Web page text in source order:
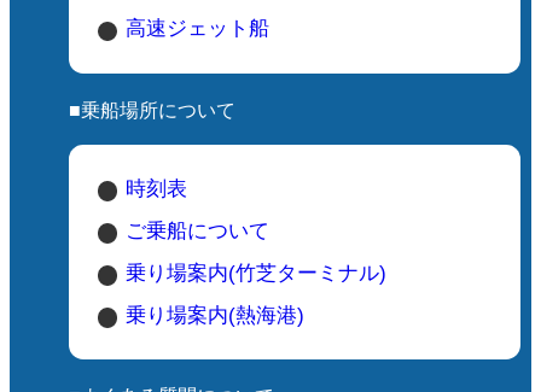
高速ジェット船
■乗船場所について
時刻表
ご乗船について
乗り場案内(竹芝ターミナル)
乗り場案内(熱海港)